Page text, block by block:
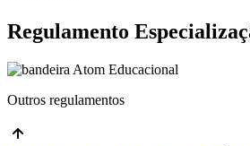
Regulamento
Outros regulamentos